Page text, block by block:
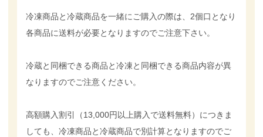
冷凍商品と冷蔵商品を一緒にご購入の際は、2個口となり
各商品に送料が必要となりますのでご注意下さい。
冷蔵と同梱できる商品と冷凍と同梱できる商品内容が異
なりますのでご注意ください。
高額購入割引（13,000円以上購入で送料無料）につきま
しても、冷凍商品と冷蔵商品で別計算となりますのでご